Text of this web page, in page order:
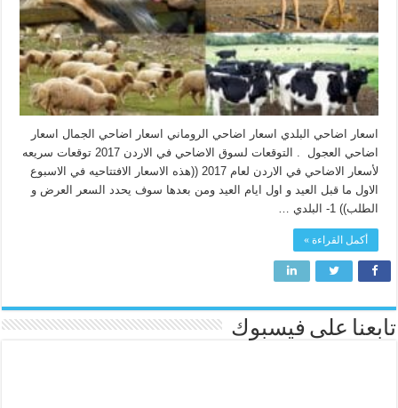
اسعار اضاحي البلدي اسعار اضاحي الروماني اسعار اضاحي الجمال اسعار
اضاحي العجول . التوقعات لسوق الاضاحي في الاردن 2017 توقعات سريعه
لأسعار الاضاحي في الاردن لعام 2017 ((هذه الاسعار الافتتاحيه في الاسبوع
الاول ما قبل العيد و اول ايام العيد ومن بعدها سوف يحدد السعر العرض و
الطلب)) 1- البلدي …
أكمل القراءة »
تابعنا على فيسبوك